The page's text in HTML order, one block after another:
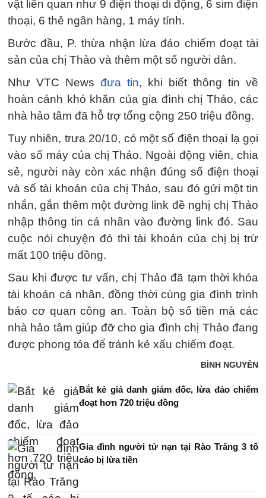
vật liên quan như 9 điện thoại di động, 6 sim điện
thoại, 6 thẻ ngân hàng, 1 máy tính.
Bước đầu, P. thừa nhận lừa đảo chiếm đoạt tài
sản của chị Thảo và thêm một số người dân.
Như VTC News đưa tin, khi biết thông tin về
hoàn cảnh khó khăn của gia đình chị Thảo, các
nhà hảo tâm đã hỗ trợ tổng cộng 250 triệu đồng.
Tuy nhiên, trưa 20/10, có một số điện thoại lạ gọi
vào số máy của chị Thảo. Ngoài động viên, chia
sẻ, người này còn xác nhận đúng số điện thoại
và số tài khoản của chị Thảo, sau đó gửi một tin
nhắn, gắn thêm một đường link đề nghị chị Thảo
nhập thông tin cá nhân vào đường link đó. Sau
cuộc nói chuyện đó thì tài khoản của chị bị trừ
mất 100 triệu đồng.
Sau khi được tư vấn, chị Thảo đã tạm thời khóa
tài khoản cá nhân, đồng thời cùng gia đình trình
báo cơ quan công an. Toàn bộ số tiền mà các
nhà hảo tâm giúp đỡ cho gia đình chị Thảo đang
được phong tỏa để tránh kẻ xấu chiếm đoạt.
BÌNH NGUYÊN
Bắt kẻ giả danh giám đốc, lừa đảo chiếm
đoạt hơn 720 triệu đồng
Gia đình người tử nạn tại Rào Trăng 3 tố
cáo bị lừa tiền